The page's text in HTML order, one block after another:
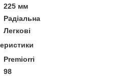
225 мм
Радіальна
Легкові
Premiorri
98